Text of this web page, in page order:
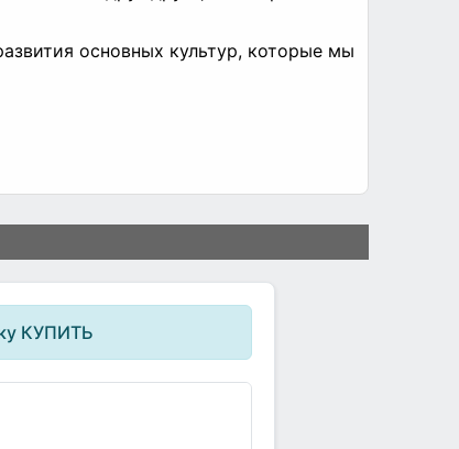
основных культур, которые мы
КУПИТЬ